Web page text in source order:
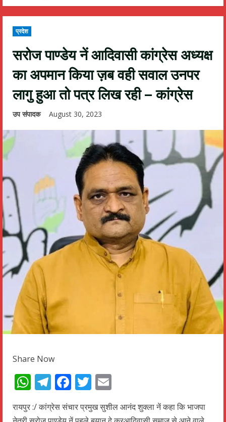
प्रदेश
सरोज पाण्डेय नें आदिवासी कांग्रेस अध्यक्ष
का अपमान किया ज़ब वही सवाल उनपर
लागु हुआ तो पत्र लिख रही – कांग्रेस
उप संपादक August 30, 2023
Share Now
WhatsApp
Telegram
Facebook
Twitter
रायपुर :/ कांग्रेस संचार प्रमुख सुशील आनंद शुक्ला नें कहा कि भाजपा